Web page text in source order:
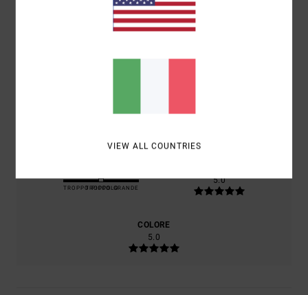
1 RECENSIONI VERIFICATEDAL LUGLIO 2026
IL 0% DEI NOSTRI CLIENTI CONSIGLIA QUESTO PRODOTTO
TROPPO PICCOLO
TROPPO GRANDE
5.0
COLORE
5.0
VIEW ALL COUNTRIES